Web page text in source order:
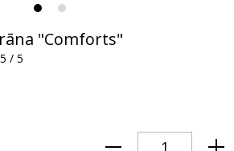
"Comforts"
5 / 5